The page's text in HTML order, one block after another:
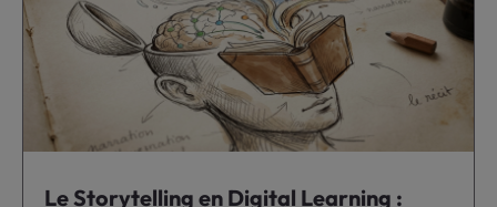
Le Storytelling en Digital Learning :